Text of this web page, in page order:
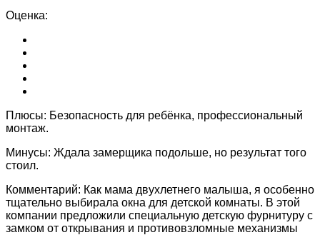
Оценка:
Плюсы: Безопасность для ребёнка, профессиональный
монтаж.
Минусы: Ждала замерщика подольше, но результат того
стоил.
Комментарий: Как мама двухлетнего малыша, я особенно
тщательно выбирала окна для детской комнаты. В этой
компании предложили специальную детскую фурнитуру с
замком от открывания и противовзломные механизмы